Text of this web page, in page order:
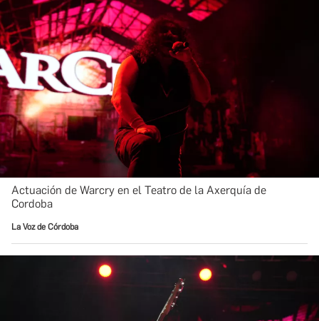
Actuación de Warcry en el Teatro de la Axerquía de
Cordoba
La Voz de Córdoba